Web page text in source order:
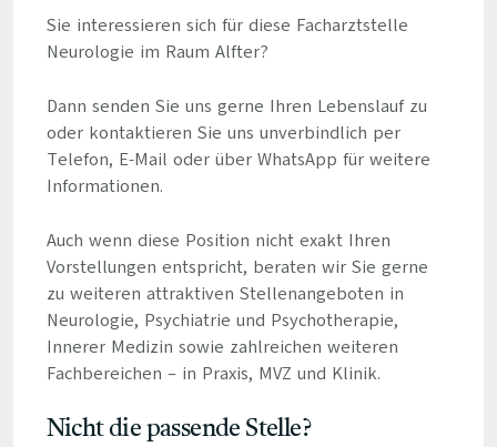
Sie interessieren sich für diese Facharztstelle
Neurologie im Raum Alfter?
Dann senden Sie uns gerne Ihren Lebenslauf zu
oder kontaktieren Sie uns unverbindlich per
Telefon, E-Mail oder über WhatsApp für weitere
Informationen.
Auch wenn diese Position nicht exakt Ihren
Vorstellungen entspricht, beraten wir Sie gerne
zu weiteren attraktiven Stellenangeboten in
Neurologie, Psychiatrie und Psychotherapie,
Innerer Medizin sowie zahlreichen weiteren
Fachbereichen – in Praxis, MVZ und Klinik.
Nicht die passende Stelle?